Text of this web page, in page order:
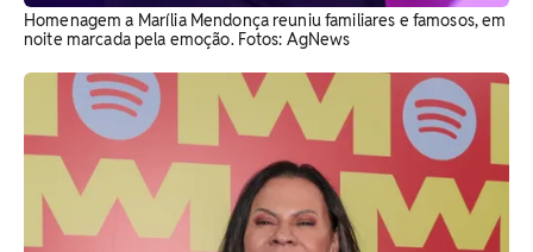
Homenagem a Marília Mendonça reuniu familiares e famosos, em
noite marcada pela emoção. Fotos: AgNews